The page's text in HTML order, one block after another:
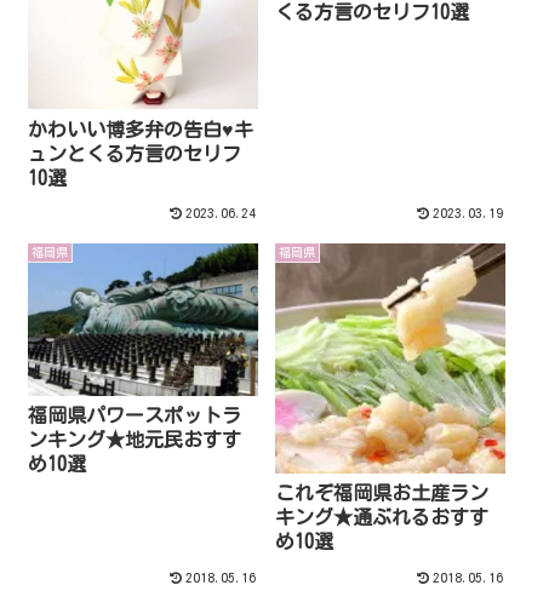
かわいい博多弁の告白♥キ
ュンとくる方言のセリフ
10選
2023.06.24
くる方言のセリフ10選
2023.03.19
福岡県
福岡県パワースポットラ
ンキング★地元民おすす
め10選
2018.05.16
福岡県
これぞ福岡県お土産ラン
キング★通ぶれるおすす
め10選
2018.05.16